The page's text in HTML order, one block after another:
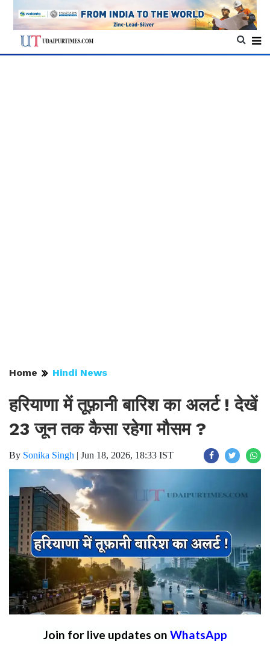
Home Hindi News
हरियाणा में तूफ़ानी बारिश का अलर्ट ! देखें
23 जून तक कैसा रहेगा मौसम ?
By Sonika Singh | Jun 18, 2026, 18:33 IST
Join for live updates on WhatsApp